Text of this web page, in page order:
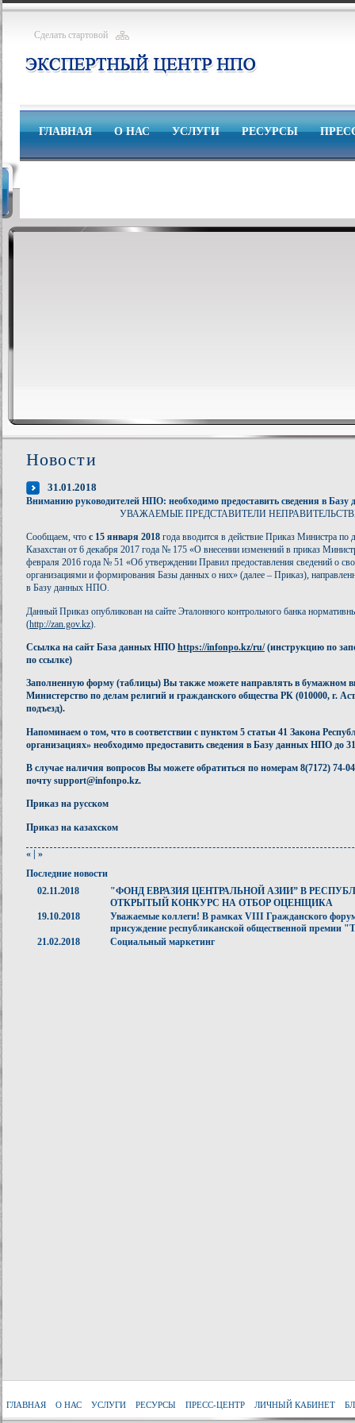
Сделать стартовой
ГЛАВНАЯ О НАС УСЛУГИ РЕСУРСЫ
Новости
31.01.2018
Вниманию руководителей НПО: необходимо предоставить сведения в
УВАЖАЕМЫЕ ПРЕДСТАВИТЕЛИ
Сообщаем, что с 15 января 2018 года вводится в действие Приказ Министра по
Казахстан от 6 декабря 2017 года № 175 «О внесении изменений в приказ
февраля 2016 года № 51 «Об утверждении Правил предоставления сведений о
организациями и формирования Базы данных о них» (далее – Приказ),
в Базу данных НПО.
Данный Приказ опубликован на сайте Эталонного контрольного банка
(http://zan.gov.kz).
Ссылка на сайт База данных НПО https://infonpo.kz/ru/(инструкцию по
по ссылке)
Заполненную форму (таблицы) Вы также можете направлять в бумажном
Министерство по делам религий и гражданского общества РК (010000, г.
подъезд).
Напоминаем о том, что в соответствии с пунктом 5 статьи 41 Закона
организациях» необходимо предоставить сведения в Базу данных НПО до
В случае наличия вопросов Вы можете обратиться по номерам 8(7172) 74-
почту support@infonpo.kz.
Приказ на русском
Приказ на казахском
«
»
Последние новости
02.11.2018
"ФОНД ЕВРАЗИЯ ЦЕНТРАЛЬНОЙ АЗИИ” В
ОТКРЫТЫЙ КОНКУРС НА ОТБОР ОЦЕНЩИКА
19.10.2018
Уважаемые коллеги! В рамках VIII Гражданского
присуждение республиканской общественной премии
21.02.2018
Социальный маркетинг
ГЛАВНАЯ О НАС УСЛУГИ РЕСУРСЫ ПРЕСС-ЦЕНТР ЛИЧНЫЙ КАБИНЕТ